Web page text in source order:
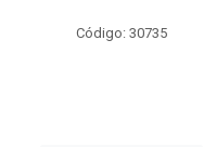
Código: 30735